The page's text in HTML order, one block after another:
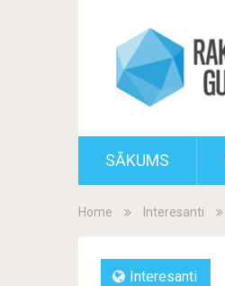
SĀKUMS
Home Interesanti
Interesanti